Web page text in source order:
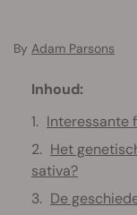
By Adam Parsons
Inhoud:
Interessante
Het
sativa?
De